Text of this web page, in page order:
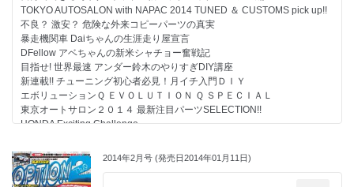
発売直前!! 長期インプレッション&テスト
OS技研 2JZゲトラグ用ハイパフォーマンスクラッチ(仮称)
■シリーズ/レギュラーコーナー
走り屋GALお宅訪問&#9825;【恵菜ちゃん & S14】
TOKYO AUTOSALON with NAPAC 2014 TUNED ＆ CUSTOMS pick up!!
不良？ 激安？ 危険な外来コピーパーツの真実
暴走機関車 Daiちゃんの生涯走り屋宣言
DFellow アベちゃんの新米シャチョー奮戦記
目指せ! 世界最速 アンダー鈴木のやりすぎDIY講座
新連載!! チューニング初心者必見！月イチ入門ＤＩＹ
エボリューションＱ ＥＶＯＬＵＴＩＯＮ Ｑ ＳＰＥＣＩＡＬ
東京オートサロン２０１４ 最新注目パーツSELECTION!!
HONDA Exciting Challenge
走り屋ガールズコレクション Ｇｉｒｌ’ｓ ｏｎ!! 東京オートサロン２０１
４編
スピンアウト倶楽部
2014年2月号 (発売日2014年01月11日)